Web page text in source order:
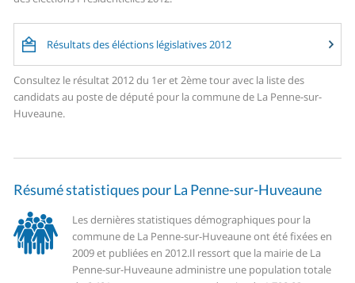
Résultats des éléctions législatives 2012
Consultez le résultat 2012 du 1er et 2ème tour avec la liste des
candidats au poste de député pour la commune de La Penne-sur-
Huveaune.
Résumé statistiques pour La Penne-sur-Huveaune
Les dernières statistiques démographiques pour la
commune de La Penne-sur-Huveaune ont été fixées en
2009 et publiées en 2012.Il ressort que la mairie de La
Penne-sur-Huveaune administre une population totale